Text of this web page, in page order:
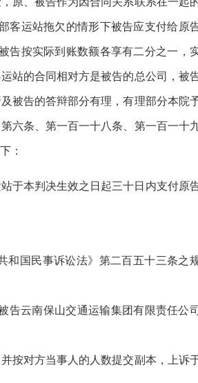
客运站拖欠的情形下被告应支付给原
告按实际到账数额各享有二分之一，
站的合同相对方是被告的总公司，被
被告的答辩部分有理，有理部分本院
六条、第一百一十八条、第一百一十
：
于本判决生效之日起三十日内支付原
和国民事诉讼法》第二百五十三条之
告云南保山交通运输集团有限责任公司
按对方当事人的人数提交副本，上诉